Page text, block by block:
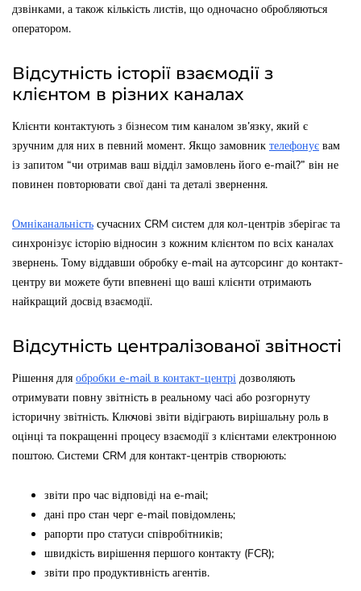
дзвінками, а також кількість листів, що одночасно обробляються
оператором.
Відсутність історії взаємодії з
клієнтом в різних каналах
Клієнти контактують з бізнесом тим каналом зв’язку, який є
зручним для них в певний момент. Якщо замовник телефонує вам
із запитом “чи отримав ваш відділ замовлень його e-mail?” він не
повинен повторювати свої дані та деталі звернення.
Омніканальність сучасних CRM систем для кол-центрів зберігає та
синхронізує історію відносин з кожним клієнтом по всіх каналах
звернень. Тому віддавши обробку e-mail на аутсорсинг до контакт-
центру ви можете бути впевнені що ваші клієнти отримають
найкращий досвід взаємодії.
Відсутність централізованої звітності
Рішення для обробки e-mail в контакт-центрі дозволяють
отримувати повну звітність в реальному часі або розгорнуту
історичну звітність. Ключові звіти відіграють вирішальну роль в
оцінці та покращенні процесу взаємодії з клієнтами електронною
поштою. Системи CRM для контакт-центрів створюють:
звіти про час відповіді на e-mail;
дані про стан черг e-mail повідомлень;
рапорти про статуси співробітників;
швидкість вирішення першого контакту (FCR);
звіти про продуктивність агентів.